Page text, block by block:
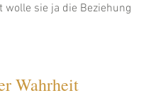
sie ja die Beziehung
Wahrheit